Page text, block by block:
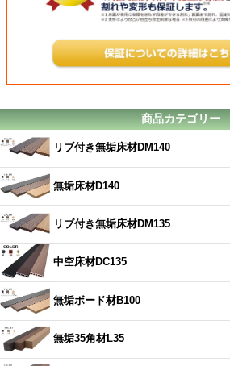
商品カテゴリー
リブ付き無垢床材DM140
無垢床材D140
リブ付き無垢床材DM135
中空床材DC135
無垢ボード材B100
無垢35角材L35